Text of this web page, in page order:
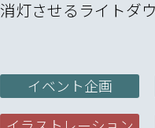
消灯させるライトダ
イベント企画